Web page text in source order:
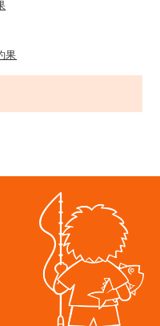
果